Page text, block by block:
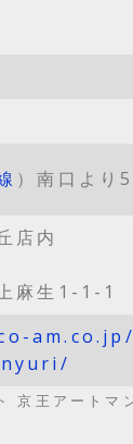
）南口より
店内
麻生1-1-1
京王アートマ